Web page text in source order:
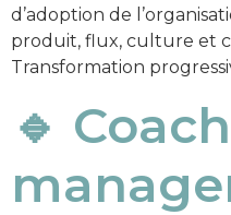
d’adoption de
produit, flux, culture et
Transformation
🔹